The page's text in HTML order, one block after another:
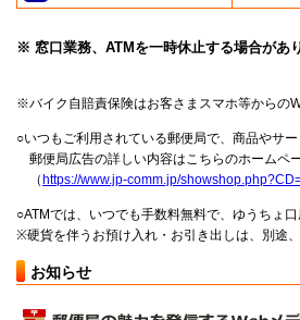
※ 窓口業務、ATMを一時休止する場合があり
※バイク自賠責保険はお客さまスマホ等からの
○いつもご利用されている郵便局で、商品やサ
郵便局広告の詳しい内容はこちらのホームペ
（ https://www.jp-comm.jp/
○ATMでは、いつでも手数料無料で、ゆうちょ
※硬貨を伴うお預け入れ・お引き出しは、別途
お知らせ